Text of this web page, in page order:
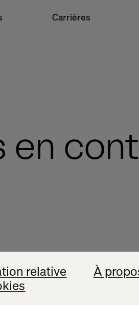
relative
À
Carrières
en